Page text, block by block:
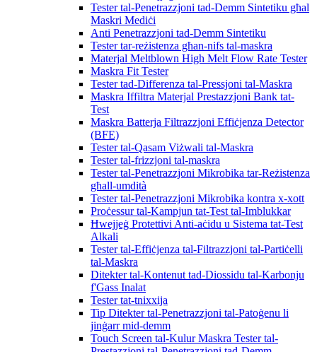
Tester tal-Penetrazzjoni tad-Demm Sintetiku għal
Maskri Mediċi
Anti Penetrazzjoni tad-Demm Sintetiku
Tester tar-reżistenza għan-nifs tal-maskra
Materjal Meltblown High Melt Flow Rate Tester
Maskra Fit Tester
Tester tad-Differenza tal-Pressjoni tal-Maskra
Maskra Iffiltra Materjal Prestazzjoni Bank tat-
Test
Maskra Batterja Filtrazzjoni Effiċjenza Detector
(BFE)
Tester tal-Qasam Viżwali tal-Maskra
Tester tal-frizzjoni tal-maskra
Tester tal-Penetrazzjoni Mikrobika tar-Reżistenza
għall-umdità
Tester tal-Penetrazzjoni Mikrobika kontra x-xott
Proċessur tal-Kampjun tat-Test tal-Imblukkar
Ħwejjeġ Protettivi Anti-aċidu u Sistema tat-Test
Alkali
Tester tal-Effiċjenza tal-Filtrazzjoni tal-Partiċelli
tal-Maskra
Ditekter tal-Kontenut tad-Diossidu tal-Karbonju
f'Gass Inalat
Tester tat-tnixxija
Tip Ditekter tal-Penetrazzjoni tal-Patoġenu li
jinġarr mid-demm
Touch Screen tal-Kulur Maskra Tester tal-